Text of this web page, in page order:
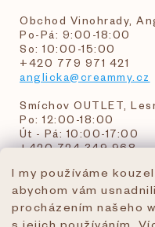
I my používáme
abychom vám
procházením našeho
s jejich používáním.
Obchod Vinohrady,
Po-Pá: 9:00-18:00
So: 10:00-15:00
+420 779 971 421
anglicka@creammy.cz
Smíchov OUTLET,
Po: 12:00-18:00
Út - Pá: 10:00-17:00
+420 724 349 968
tel:+420 724 349 968